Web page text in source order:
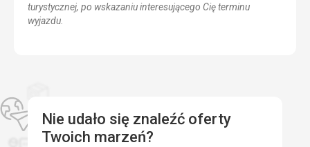
turystycznej, po wskazaniu interesującego Cię terminu
wyjazdu.
Nie udało się znaleźć oferty
Twoich marzeń?